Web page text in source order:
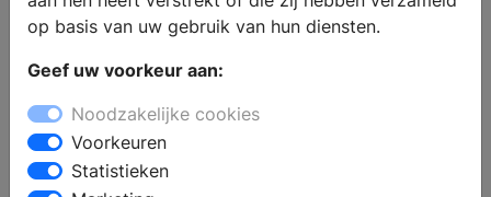
op basis van uw gebruik van hun diensten.
Geef uw voorkeur aan:
Noodzakelijke cookies
Voorkeuren
Statistieken